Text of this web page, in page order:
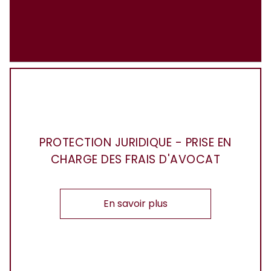
PROTECTION JURIDIQUE - PRISE EN
CHARGE DES FRAIS D'AVOCAT
En savoir plus